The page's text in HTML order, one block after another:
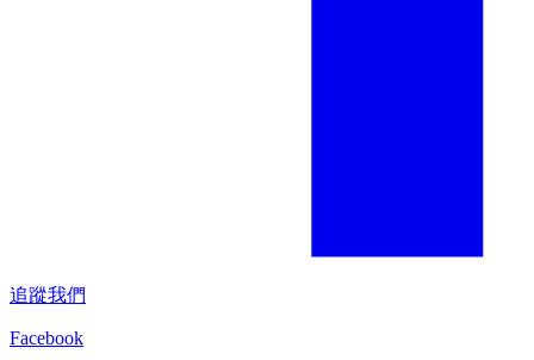
追蹤我們
Facebook